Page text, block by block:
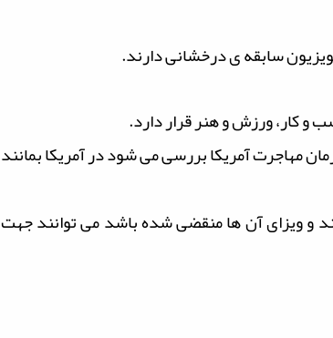
سابقه ی درخشانی دارند.
و کار، ورزش و هنر قرار دارد.
مهاجرت آمریکا بررسی می شود در آمریکا بمانند
و ویزای آن ها منقضی شده باشد می توانند جهت